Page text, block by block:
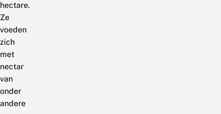
hectare.
Ze
voeden
zich
met
nectar
van
onder
andere